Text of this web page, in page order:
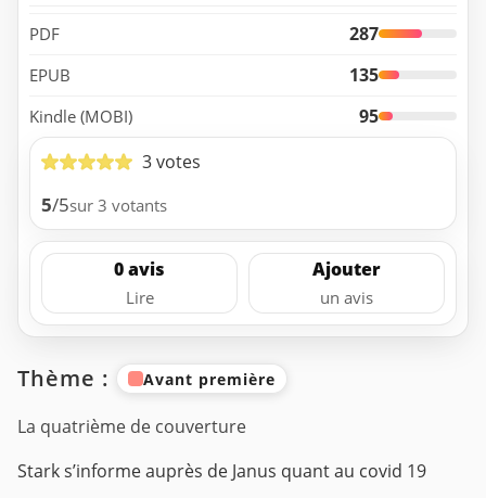
PDF 287
EPUB 135
Kindle (MOBI)
95
3 votes
5/5sur 3 votants
0 avis
Lire
Ajouter
un avis
Thème : Avant première
La quatrième de couverture
Stark s’informe auprès de Janus quant au covid 19